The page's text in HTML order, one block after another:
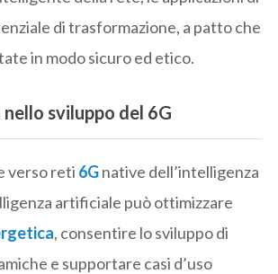
di trasformazione, a patto che
in modo sicuro ed etico.
nello sviluppo del 6G
verso reti 6Gnative dell’intelligenza
artificiale può ottimizzare
, consentire lo sviluppo di
e supportare casi d’uso